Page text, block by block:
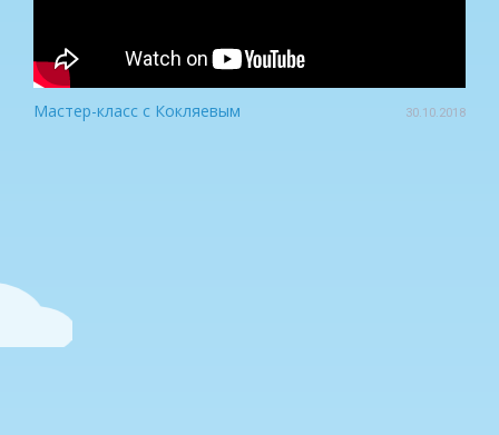
Мастер-класс с Кокляевым 30.10.2018